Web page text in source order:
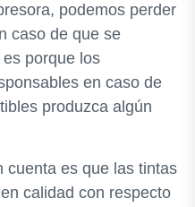
podemos perder
caso de que se
porque los
en caso de
produzca algún
cuenta es que las tintas
calidad con respecto